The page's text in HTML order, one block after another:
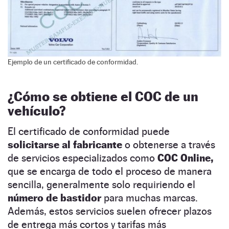
Ejemplo de un certificado de conformidad.
¿Cómo se obtiene el COC de un
vehículo?
El certificado de conformidad puede
solicitarse al fabricante o obtenerse a través
de servicios especializados como COC Online,
que se encarga de todo el proceso de manera
sencilla, generalmente solo requiriendo el
número de bastidorpara muchas marcas.
Además, estos servicios suelen ofrecer plazos
de entrega más cortos y tarifas más